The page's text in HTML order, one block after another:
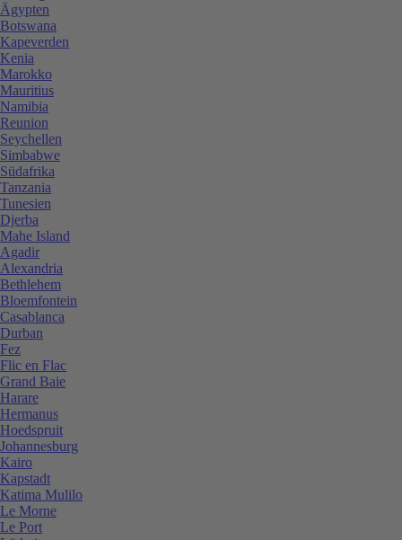
Ägypten
Botswana
Kapeverden
Kenia
Marokko
Mauritius
Namibia
Reunion
Seychellen
Simbabwe
Südafrika
Tanzania
Tunesien
Djerba
Mahe Island
Agadir
Alexandria
Bethlehem
Bloemfontein
Casablanca
Durban
Fez
Flic en Flac
Grand Baie
Harare
Hermanus
Hoedspruit
Johannesburg
Kairo
Kapstadt
Katima Mulilo
Le Morne
Le Port